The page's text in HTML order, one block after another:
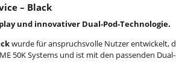
– Black
und innovativer Dual-Pod-Technologie.
wurde für anspruchsvolle Nutzer entwickelt,
50K Systems und ist mit den passenden